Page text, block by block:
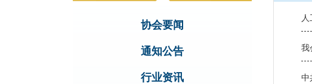
协会要闻
通知公告
行业资讯
我
中